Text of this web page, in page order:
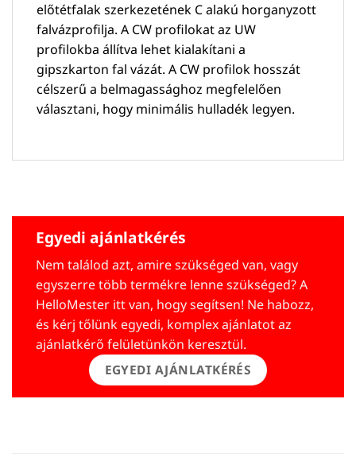
előtétfalak szerkezetének C alakú horganyzott
falvázprofilja. A CW profilokat az UW
profilokba állítva lehet kialakítani a
gipszkarton fal vázát. A CW profilok hosszát
célszerű a belmagassághoz megfelelően
választani, hogy minimális hulladék legyen.
Egyedi ajánlatkérés
Nem találod azt, amire szükséged van, vagy
egyszerre több termékre lenne szükséged? A
HelloMester itt van, hogy segítsen! Ne habozz,
és kérj tőlünk egyedi, komplex ajánlatot az
ajánlatkérő felületünkön keresztül.
EGYEDI AJÁNLATKÉRÉS